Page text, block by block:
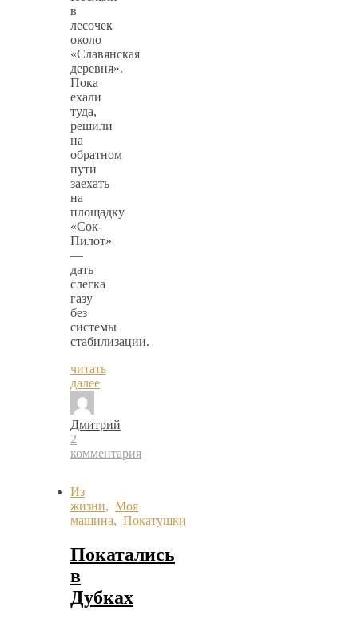
в
лесочек
около
«Славянская
деревня».
Пока
ехали
туда,
решили
на
обратном
пути
заехать
на
площадку
«Сок-
Пилот»
—
дать
слегка
газу
без
системы
стабилизации.
читать
далее
Дмитрий
2
комментария
Из
жизни, Моя
машина, Покатушки
Покатались
в
Дубках